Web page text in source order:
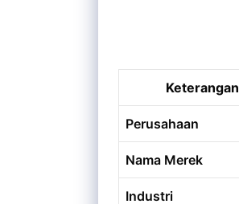
Keterangan
Perusahaan
Nama Merek
Industri